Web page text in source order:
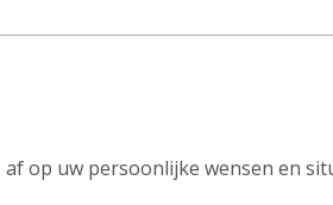
op uw persoonlijke wensen en